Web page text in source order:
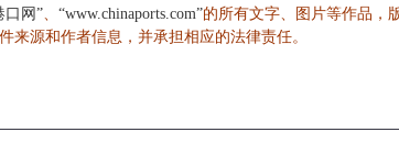
口网”、 “www.chinaports.com”的所有文字、图片等作品，
源和作者信息，并承担相应的法律责任。